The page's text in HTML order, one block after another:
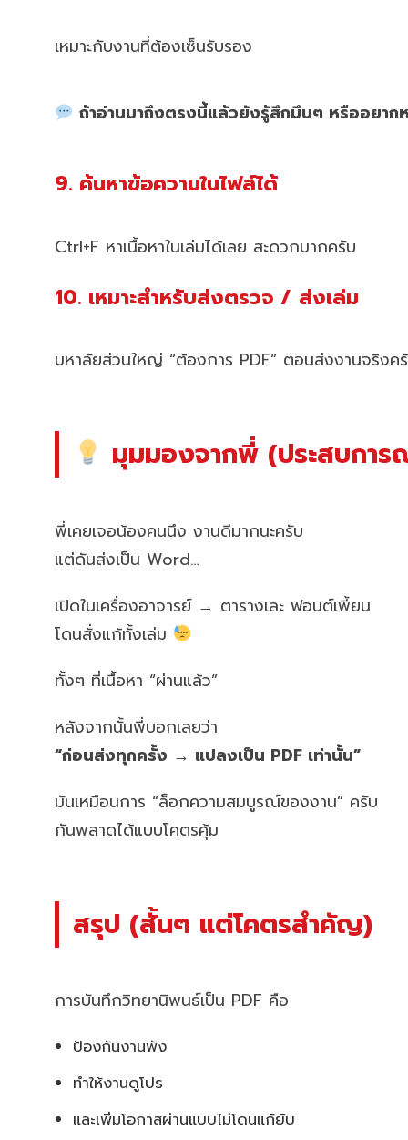
เหมาะกับงานที่ต้องเซ็นรับรอง
ถ้าอ่านมาถึงตรงนี้แล้วยังรู้สึกมึนๆ หรืออยาก
9. ค้นหาข้อความในไฟล์ได้
Ctrl+F หาเนื้อหาในเล่มได้เลย สะดวกมากครับ
10. เหมาะสำหรับส่งตรวจ / ส่งเล่ม
มหาลัยส่วนใหญ่ “ต้องการ PDF” ตอนส่งงานจริงค
มุมมองจากพี่ (ประสบการ
พี่เคยเจอน้องคนนึง งานดีมากนะครับ
แต่ดันส่งเป็น Word…
เปิดในเครื่องอาจารย์ → ตารางเละ ฟอนต์เพี้ยน
โดนสั่งแก้ทั้งเล่ม
ทั้งๆ ที่เนื้อหา “ผ่านแล้ว”
หลังจากนั้นพี่บอกเลยว่า
“ก่อนส่งทุกครั้ง → แปลงเป็น PDF เท่านั้น”
มันเหมือนการ “ล็อกความสมบูรณ์ของงาน” ครับ
กันพลาดได้แบบโคตรคุ้ม
สรุป (สั้นๆ แต่โคตรสำคัญ)
การบันทึกวิทยานิพนธ์เป็น PDF คือ
ป้องกันงานพัง
ทำให้งานดูโปร
และเพิ่มโอกาสผ่านแบบไม่โดนแก้ยับ